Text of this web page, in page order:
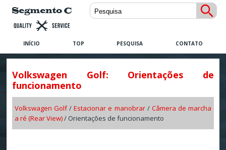
INÍCIO TOP PESQUISA CONTATO
Volkswagen Golf: Orientações de
funcionamento
Volkswagen Golf/Estacionar e manobrar/ Câmera de marcha
a ré (Rear View)/ Orientações de funcionamento